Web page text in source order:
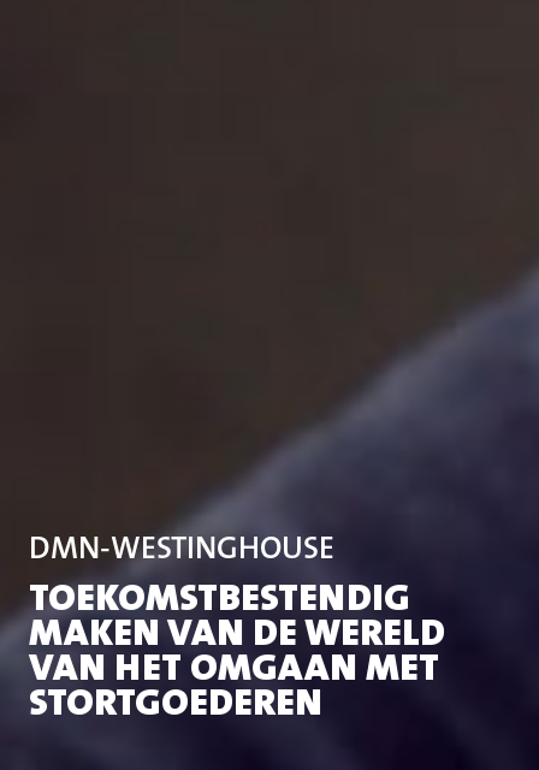
DMN-WESTINGHOUSE
TOEKOMSTBESTENDIG
MAKEN VAN DE WERELD
VAN HET OMGAAN MET
STORTGOEDEREN